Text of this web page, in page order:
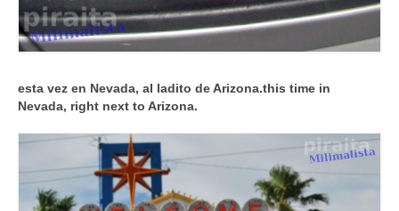
esta vez en Nevada, al ladito de Arizona.this time in
Nevada, right next to Arizona.